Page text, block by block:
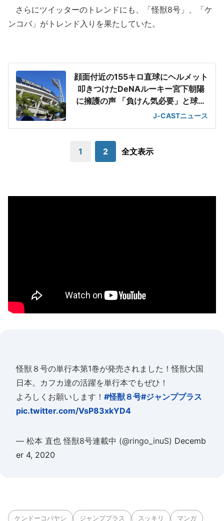
さらにツイッターのトレンドにも、「怪獣8号」、「ケ
ンコバ」がトレンド入りを果たしていた。
顔面付近の155キロ直球にヘルメット
叩きつけたDeNAルーキー宮下朝陽
に擁護の声 「負けん気必要」と球団
J-CASTニュース
1 2 全文表示
怪獣８号の単行本第1巻が発売されました！怪獣大国
日本。カフカ達の活躍を単行本でもぜひ！
よろしくお願いします！ #怪獣８号#ジャンププラス
pic.twitter.com/VsP83xkYD4
— 松本 直也 怪獣8号連載中 (@ringo_inuS) Decemb
er 4, 2020
ケンドーコバヤシ ジャンププラス スッキリ マンガ